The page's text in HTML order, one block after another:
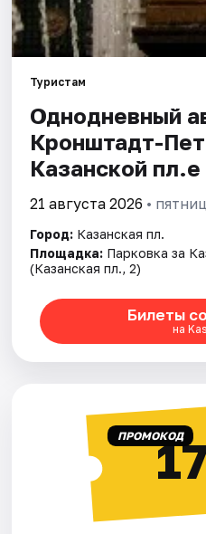
Туристам
Однодневный
Кронштадт-
Казанской пл.е
21 августа 2026 •
Город: Казанская пл.
Площадка: Парковка за
(Казанская пл., 2)
Билеты
на
ПРОМОКОД